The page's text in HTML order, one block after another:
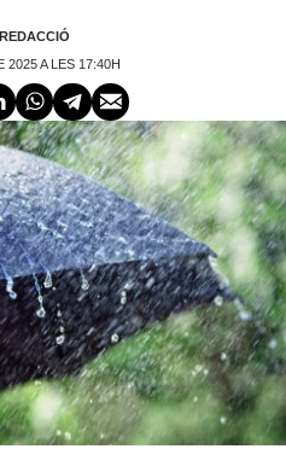
REDACCIÓ
2025 A LES 17:40H